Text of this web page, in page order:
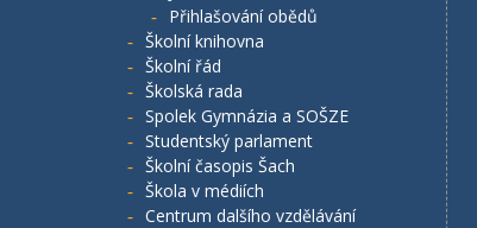
Přihlašování obědů
Školní knihovna
Školní řád
Školská rada
Spolek Gymnázia a SOŠZE
Studentský parlament
Školní časopis Šach
Škola v médiích
Centrum dalšího vzdělávání